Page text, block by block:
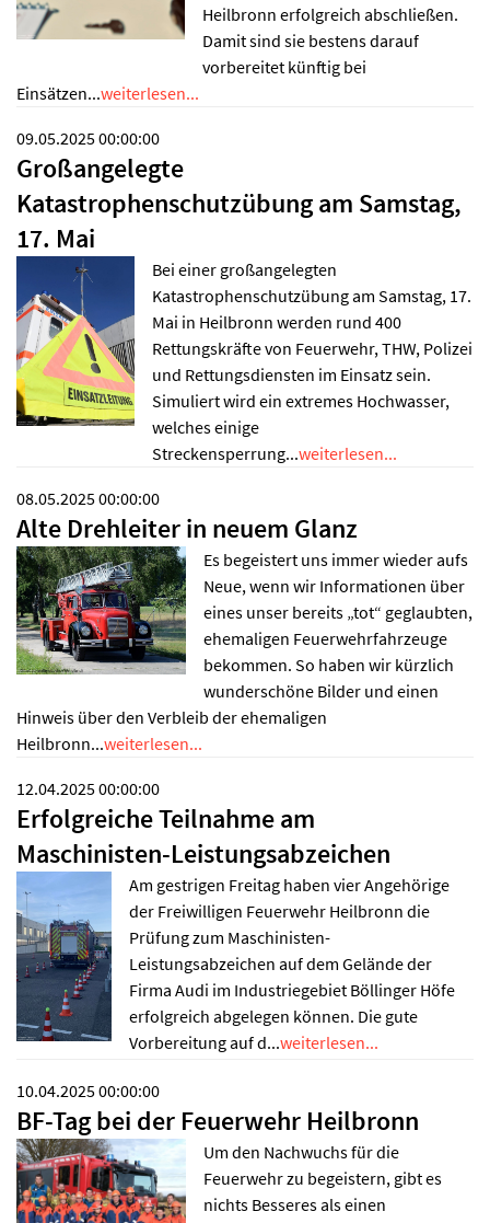
Heilbronn erfolgreich abschließen.
Damit sind sie bestens darauf
vorbereitet künftig bei
Einsätzen...weiterlesen...
09.05.2025 00:00:00
Großangelegte
Katastrophenschutzübung am Samstag,
17. Mai
Bei einer großangelegten
Katastrophenschutzübung am Samstag, 17.
Mai in Heilbronn werden rund 400
Rettungskräfte von Feuerwehr, THW, Polizei
und Rettungsdiensten im Einsatz sein.
Simuliert wird ein extremes Hochwasser,
welches einige
Streckensperrung...weiterlesen...
08.05.2025 00:00:00
Alte Drehleiter in neuem Glanz
Es begeistert uns immer wieder aufs
Neue, wenn wir Informationen über
eines unser bereits „tot“ geglaubten,
ehemaligen Feuerwehrfahrzeuge
bekommen. So haben wir kürzlich
wunderschöne Bilder und einen
Hinweis über den Verbleib der ehemaligen
Heilbronn...weiterlesen...
12.04.2025 00:00:00
Erfolgreiche Teilnahme am
Maschinisten-Leistungsabzeichen
Am gestrigen Freitag haben vier Angehörige
der Freiwilligen Feuerwehr Heilbronn die
Prüfung zum Maschinisten-
Leistungsabzeichen auf dem Gelände der
Firma Audi im Industriegebiet Böllinger Höfe
erfolgreich abgelegen können. Die gute
Vorbereitung auf d...weiterlesen...
10.04.2025 00:00:00
BF-Tag bei der Feuerwehr Heilbronn
Um den Nachwuchs für die
Feuerwehr zu begeistern, gibt es
nichts Besseres als einen